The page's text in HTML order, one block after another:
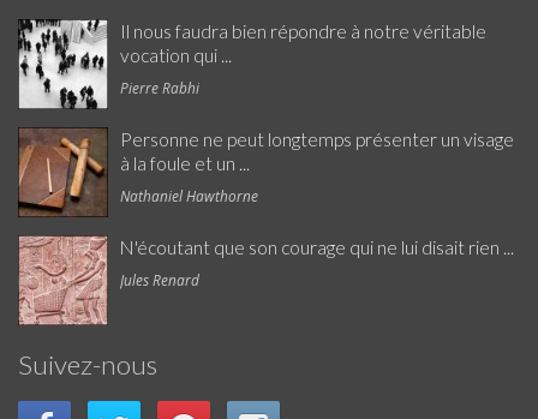
Il nous faudra bien répondre à notre véritable
vocation qui ...
Pierre Rabhi
Personne ne peut longtemps présenter un visage
à la foule et un ...
Nathaniel Hawthorne
N'écoutant que son courage qui ne lui disait rien ...
Jules Renard
Suivez-nous